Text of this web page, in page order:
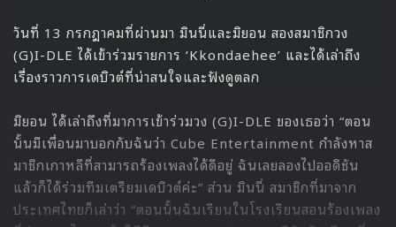
วันที่ 13 กรกฎาคมที่ผ่านมา มินนี่และมิยอน สองสมาชิกวง
(G)I-DLE ได้เข้าร่วมรายการ ‘Kkondaehee’ และได้เล่าถึง
เรื่องราวการเดบิวต์ที่น่าสนใจและฟังดูตลก
มิยอน ได้เล่าถึงที่มาการเข้าร่วมวง (G)I-DLE ของเธอว่า “ตอน
นั้นมีเพื่อนมาบอกกับฉันว่า Cube Entertainment กำลังหาส
มาชิกเกาหลีที่สามารถร้องเพลงได้ดีอยู่ ฉันเลยลองไปออดิชัน
แล้วก็ได้ร่วมทีมเตรียมเดบิวต์ค่ะ” ส่วน มินนี่ สมาชิกที่มาจาก
ประเทศไทยก็เล่าว่า “ตอนนั้นฉันเรียนในโรงเรียนสอนร้องเพลง